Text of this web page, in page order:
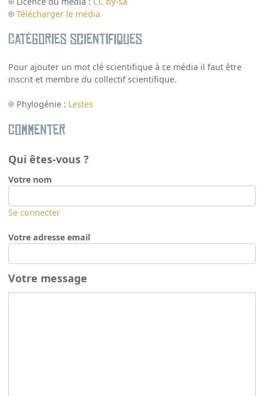
Télécharger le média
Catégories scientifiques
Pour ajouter un mot clé scientifique à ce média il faut être
inscrit et membre du collectif scientifique.
Phylogénie : Lestes
Commenter
Qui êtes-vous ?
Votre nom
Se connecter
Votre adresse email
Votre message